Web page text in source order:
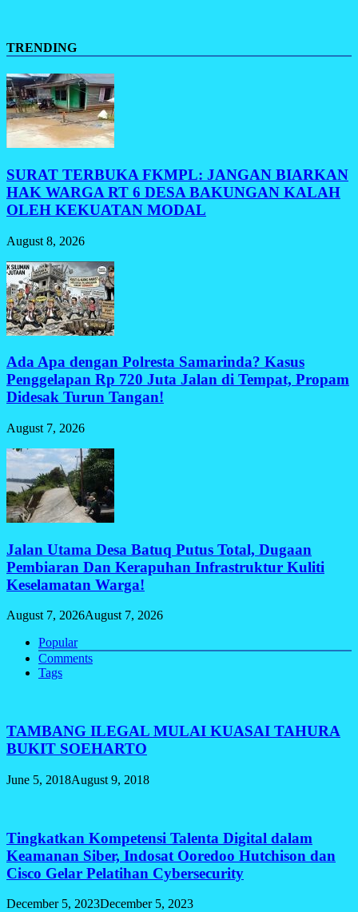
TRENDING
SURAT TERBUKA FKMPL: JANGAN BIARKAN
HAK WARGA RT 6 DESA BAKUNGAN KALAH
OLEH KEKUATAN MODAL
August 8, 2026
Ada Apa dengan Polresta Samarinda? Kasus
Penggelapan Rp 720 Juta Jalan di Tempat, Propam
Didesak Turun Tangan!
August 7, 2026
Jalan Utama Desa Batuq Putus Total, Dugaan
Pembiaran Dan Kerapuhan Infrastruktur Kuliti
Keselamatan Warga!
August 7, 2026August 7, 2026
Popular
Comments
Tags
TAMBANG ILEGAL MULAI KUASAI TAHURA
BUKIT SOEHARTO
June 5, 2018August 9, 2018
Tingkatkan Kompetensi Talenta Digital dalam
Keamanan Siber, Indosat Ooredoo Hutchison dan
Cisco Gelar Pelatihan Cybersecurity
December 5, 2023December 5, 2023